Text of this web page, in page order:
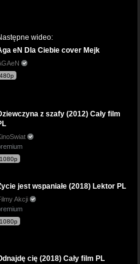
wideo:
eN Dla Ciebie cover Mejk
480p
z szafy (2012) Cały film
1080p
jest wspaniałe (2018) Lektor PL
Akcji
1080p
cię (2018) Cały film PL